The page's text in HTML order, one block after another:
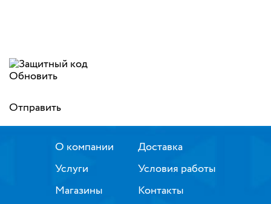
Обновить
Отправить
О компании
Услуги
Магазины
Доставка
Условия работы
Контакты